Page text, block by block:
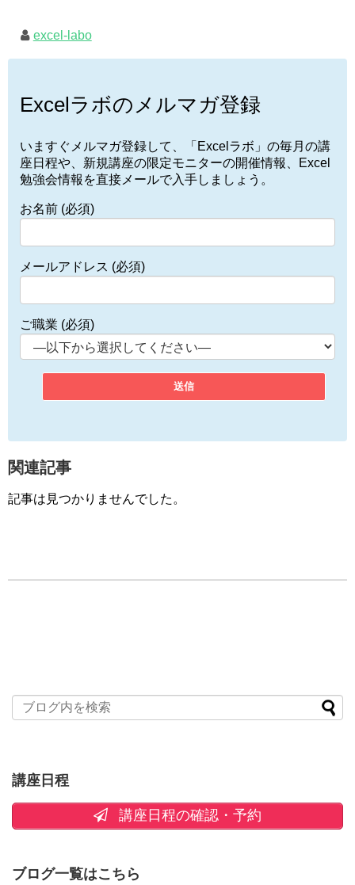
excel-labo
Excelラボのメルマガ登録
いますぐメルマガ登録して、「Excelラボ」の毎月の講
座日程や、新規講座の限定モニターの開催情報、Excel
勉強会情報を直接メールで入手しましょう。
お名前 (必須)
メールアドレス (必須)
ご職業 (必須)
関連記事
記事は見つかりませんでした。
講座日程
講座日程の確認・予約
ブログ一覧はこちら